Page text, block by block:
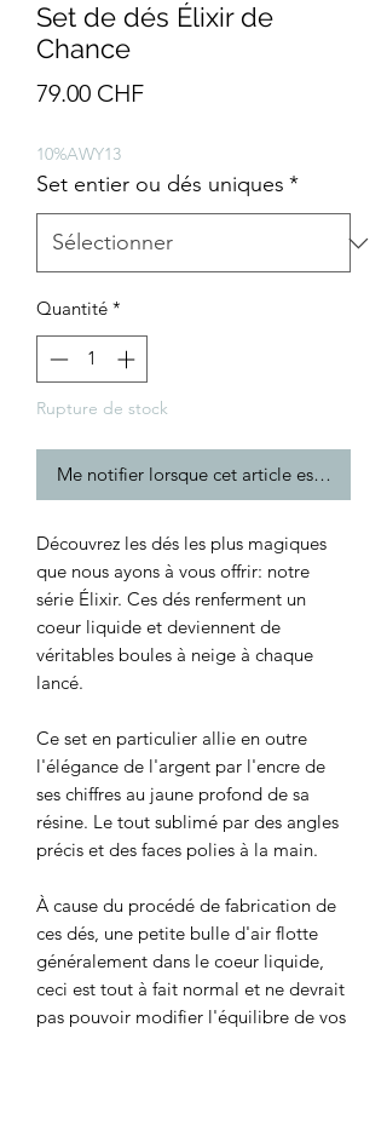
Set de dés Élixir de
Chance
79.00 CHFPrix
10%AWY13
Set entier ou dés uniques *
Quantité *
Rupture de stock
Me notifier lorsque cet article est
Découvrez les dés les plus magiques
que nous ayons à vous offrir: notre
série Élixir. Ces dés renferment un
coeur liquide et deviennent de
véritables boules à neige à chaque
lancé.
Ce set en particulier allie en outre
l'élégance de l'argent par l'encre de
ses chiffres au jaune profond de sa
résine. Le tout sublimé par des angles
précis et des faces polies à la main.
À cause du procédé de fabrication de
ces dés, une petite bulle d'air flotte
généralement dans le coeur liquide,
ceci est tout à fait normal et ne devrait
pas pouvoir modifier l'équilibre de vos